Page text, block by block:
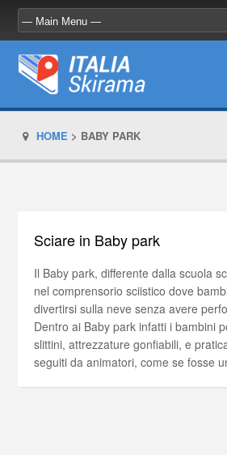
HOME > BABY PARK
Sciare in Baby park
Il Baby park, differente dalla scuola
nel comprensorio sciistico dove
divertirsi sulla neve senza avere
Dentro ai Baby park infatti i bambini
slittini, attrezzature gonfiabili, e
seguiti da animatori, come se fosse